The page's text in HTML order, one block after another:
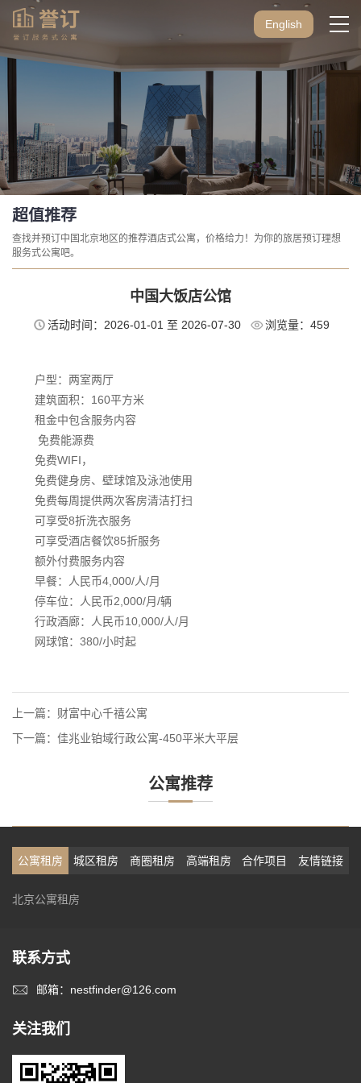
English
超值推荐
查找并预订中国北京地区的推荐酒店式公寓，价格给力！为你的旅居预订理想
服务式公寓吧。
中国大饭店公馆
活动时间：2026-01-01 至 2026-07-30 浏览量： 459
户型：两室两厅
建筑面积：160平方米
租金中包含服务内容
免费能源费
免费WIFI，
免费健身房、壁球馆及泳池使用
免费每周提供两次客房清洁打扫
可享受8折洗衣服务
可享受酒店餐饮85折服务
额外付费服务内容
早餐：人民币4,000/人/月
停车位：人民币2,000/月/辆
行政酒廊：人民币10,000/人/月
网球馆：380/小时起
上一篇： 财富中心千禧公寓
下一篇： 佳兆业铂域行政公寓-450平米大平层
公寓推荐
公寓租房 城区租房 商圈租房 高端租房 合作项目 友情链接
北京公寓租房
联系方式
邮箱：nestfinder@126.com
关注我们